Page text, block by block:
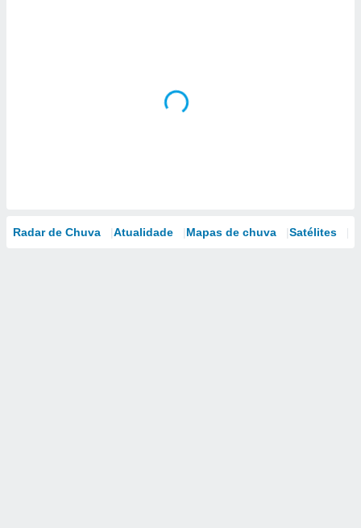
Radar de Chuva Atualidade Mapas de chuva Satélites